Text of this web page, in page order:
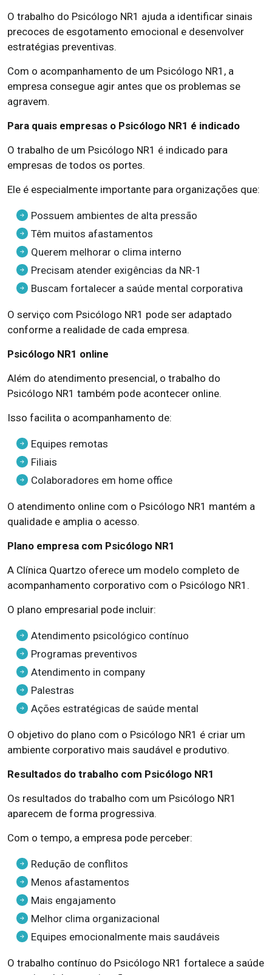
O trabalho do Psicólogo NR1 ajuda a identificar sinais
precoces de esgotamento emocional e desenvolver
estratégias preventivas.
Com o acompanhamento de um Psicólogo NR1, a
empresa consegue agir antes que os problemas se
agravem.
Para quais empresas o Psicólogo NR1 é indicado
O trabalho de um Psicólogo NR1 é indicado para
empresas de todos os portes.
Ele é especialmente importante para organizações que:
Possuem ambientes de alta pressão
Têm muitos afastamentos
Querem melhorar o clima interno
Precisam atender exigências da NR-1
Buscam fortalecer a saúde mental corporativa
O serviço com Psicólogo NR1 pode ser adaptado
conforme a realidade de cada empresa.
Psicólogo NR1 online
Além do atendimento presencial, o trabalho do
Psicólogo NR1 também pode acontecer online.
Isso facilita o acompanhamento de:
Equipes remotas
Filiais
Colaboradores em home office
O atendimento online com o Psicólogo NR1 mantém a
qualidade e amplia o acesso.
Plano empresa com Psicólogo NR1
A Clínica Quartzo oferece um modelo completo de
acompanhamento corporativo com o Psicólogo NR1.
O plano empresarial pode incluir:
Atendimento psicológico contínuo
Programas preventivos
Atendimento in company
Palestras
Ações estratégicas de saúde mental
O objetivo do plano com o Psicólogo NR1 é criar um
ambiente corporativo mais saudável e produtivo.
Resultados do trabalho com Psicólogo NR1
Os resultados do trabalho com um Psicólogo NR1
aparecem de forma progressiva.
Com o tempo, a empresa pode perceber:
Redução de conflitos
Menos afastamentos
Mais engajamento
Melhor clima organizacional
Equipes emocionalmente mais saudáveis
O trabalho contínuo do Psicólogo NR1 fortalece a saúde